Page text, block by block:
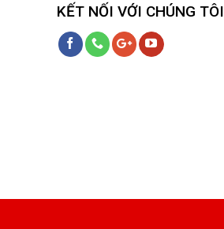
KẾT NỐI VỚI CHÚNG TÔI